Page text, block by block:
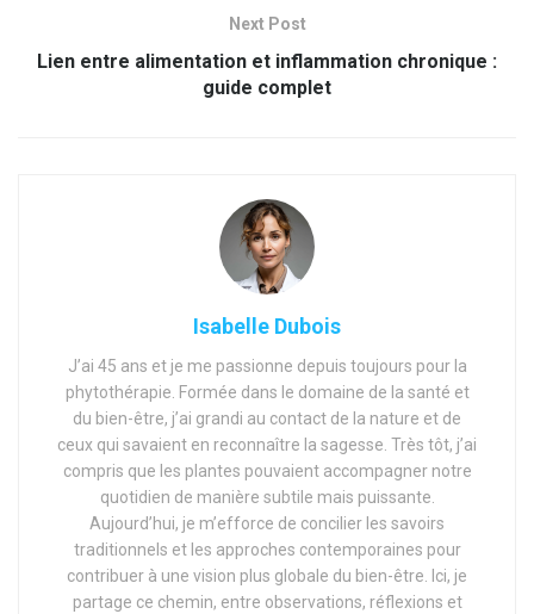
Next Post
Lien entre alimentation et inflammation chronique :
guide complet
Isabelle Dubois
J’ai 45 ans et je me passionne depuis toujours pour la
phytothérapie. Formée dans le domaine de la santé et
du bien-être, j’ai grandi au contact de la nature et de
ceux qui savaient en reconnaître la sagesse. Très tôt, j’ai
compris que les plantes pouvaient accompagner notre
quotidien de manière subtile mais puissante.
Aujourd’hui, je m’efforce de concilier les savoirs
traditionnels et les approches contemporaines pour
contribuer à une vision plus globale du bien-être. Ici, je
partage ce chemin, entre observations, réflexions et